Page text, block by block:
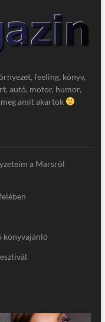
feeling, könyv,
autó, motor, humor,
amit akartok
a Marsról
könyvajánló